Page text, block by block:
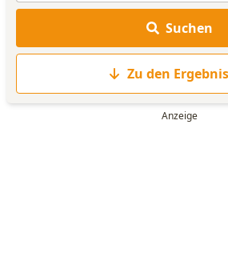
ANAGRAMM-Suchen
Zu den